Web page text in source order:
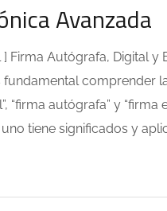
Avanzada
] Firma Autógrafa, Digital
comprender
“firma autógrafa” y
tiene significados y